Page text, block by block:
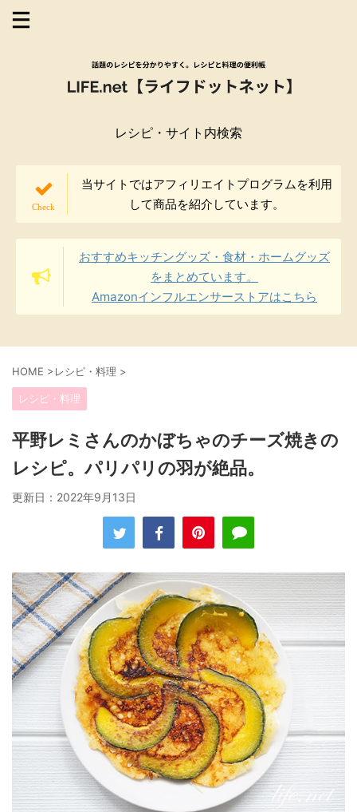
レシピ・サイト内検索
当サイトではアフィリエイトプログラムを利用
して商品を紹介しています。
おすすめキッチングッズ・食材・ホームグッズ
をまとめています。
Amazonインフルエンサーストアはこちら
HOME >レシピ・料理 >
レシピ・料理
平野レミさんのかぼちゃのチーズ焼きの
レシピ。パリパリの羽が絶品。
更新日： 2022年9月13日